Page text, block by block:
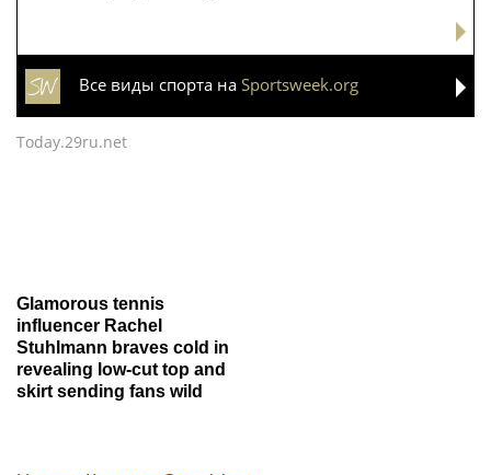
Все виды спорта на Sportsweek.org
Today.29ru.net
Glamorous tennis
influencer Rachel
Stuhlmann braves cold in
revealing low-cut top and
skirt sending fans wild